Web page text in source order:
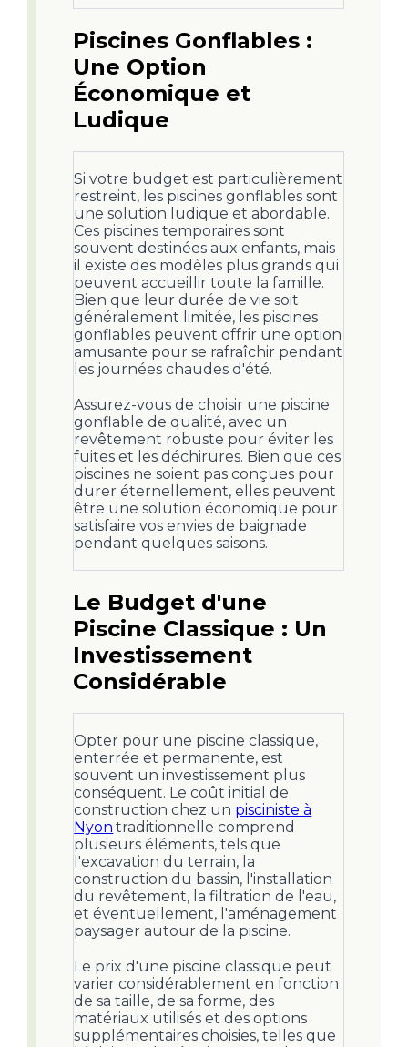
Piscines Gonflables :
Une Option
Économique et
Ludique
Si votre budget est particulièrement
restreint, les piscines gonflables sont
une solution ludique et abordable.
Ces piscines temporaires sont
souvent destinées aux enfants, mais
il existe des modèles plus grands qui
peuvent accueillir toute la famille.
Bien que leur durée de vie soit
généralement limitée, les piscines
gonflables peuvent offrir une option
amusante pour se rafraîchir pendant
les journées chaudes d'été.
Assurez-vous de choisir une piscine
gonflable de qualité, avec un
revêtement robuste pour éviter les
fuites et les déchirures. Bien que ces
piscines ne soient pas conçues pour
durer éternellement, elles peuvent
être une solution économique pour
satisfaire vos envies de baignade
pendant quelques saisons.
Le Budget d'une
Piscine Classique : Un
Investissement
Considérable
Opter pour une piscine classique,
enterrée et permanente, est
souvent un investissement plus
conséquent. Le coût initial de
construction chez un pisciniste à
Nyon traditionnelle comprend
plusieurs éléments, tels que
l'excavation du terrain, la
construction du bassin, l'installation
du revêtement, la filtration de l'eau,
et éventuellement, l'aménagement
paysager autour de la piscine.
Le prix d'une piscine classique peut
varier considérablement en fonction
de sa taille, de sa forme, des
matériaux utilisés et des options
supplémentaires choisies, telles que